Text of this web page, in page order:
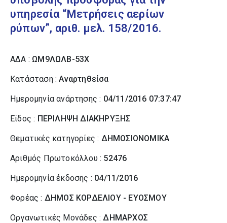
υπηρεσία “Μετρήσεις αερίων
ρύπων”, αριθ. μελ. 158/2016.
ΑΔΑ : ΩΜ9ΛΩΛΒ-53Χ
Κατάσταση :Αναρτηθείσα
Ημερομηνία ανάρτησης : 04/11/2016 07:37:47
Είδος : ΠΕΡΙΛΗΨΗ ΔΙΑΚΗΡΥΞΗΣ
Θεματικές κατηγορίες : ΔΗΜΟΣΙΟΝΟΜΙΚΑ
Αριθμός Πρωτοκόλλου : 52476
Ημερομηνία έκδοσης : 04/11/2016
Φορέας : ΔΗΜΟΣ ΚΟΡΔΕΛΙΟΥ - ΕΥΟΣΜΟΥ
Οργανωτικές Μονάδες :ΔΗΜΑΡΧΟΣ